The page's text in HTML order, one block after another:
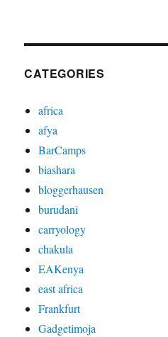
CATEGORIES
africa
afya
BarCamps
biashara
bloggerhausen
burudani
carryology
chakula
EAKenya
east africa
Frankfurt
Gadgetimoja